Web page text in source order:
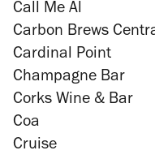
Call Me Al
Carbon Brews
Cardinal Point
Champagne Bar
Corks Wine & Bar
Coa
Cruise